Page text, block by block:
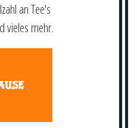
an Tee's
vieles mehr.